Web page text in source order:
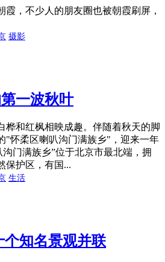
霞，不少人的朋友圈也被朝霞刷屏，
摄影
一波秋叶
桦和红枫相映成趣。伴随着秋天的脚
"怀柔区喇叭沟门满族乡"，迎来一年
门满族乡”位于北京市最北端，拥
保护区，有国...
生活
知名景观并联